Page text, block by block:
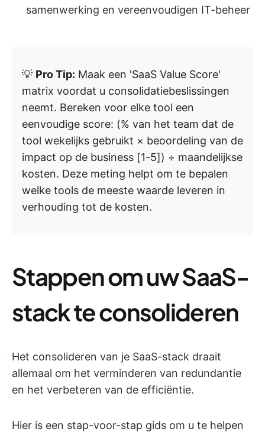
samenwerking en vereenvoudigen IT-beheer
💡 Pro Tip: Maak een 'SaaS Value Score'
matrix voordat u consolidatiebeslissingen
neemt. Bereken voor elke tool een
eenvoudige score: (% van het team dat de
tool wekelijks gebruikt × beoordeling van de
impact op de business [1-5]) ÷ maandelijkse
kosten. Deze meting helpt om te bepalen
welke tools de meeste waarde leveren in
verhouding tot de kosten.
Stappen om uw SaaS-
stack te consolideren
Het consolideren van je SaaS-stack draait
allemaal om het verminderen van redundantie
en het verbeteren van de efficiëntie.
Hier is een stap-voor-stap gids om u te helpen